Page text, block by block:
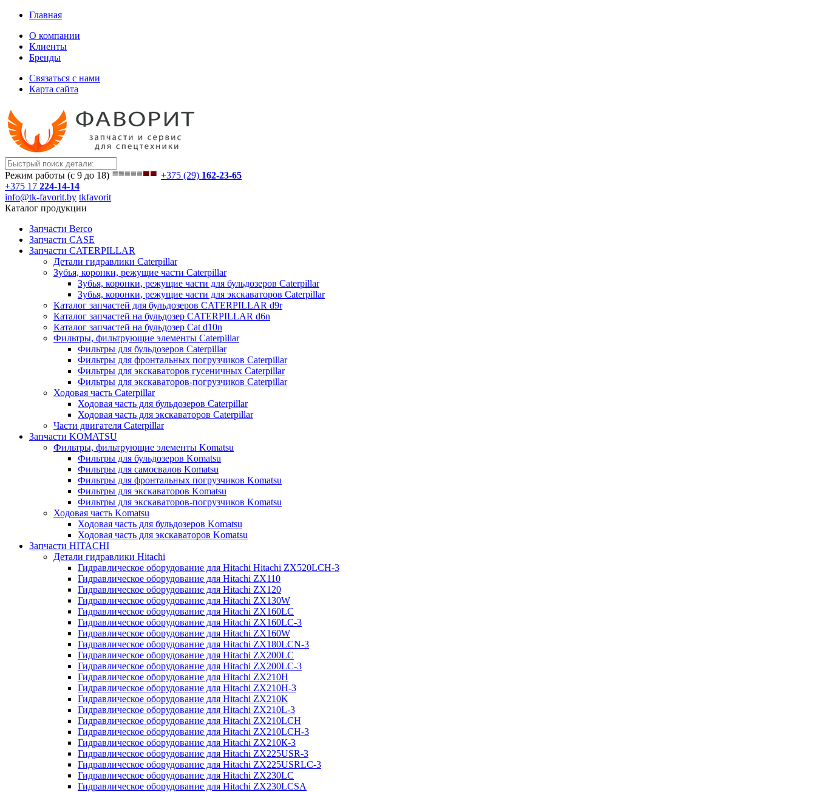
Главная
О компании
Клиенты
Бренды
Связаться с нами
Карта сайта
Режим работы (с 9 до 18) +375 (29) 162-23-65
+375 17 224-14-14
info@tk-favorit.by tkfavorit
Каталог продукции
Запчасти Berco
Запчасти CASE
Запчасти CATERPILLAR
Детали гидравлики Caterpillar
Зубья, коронки, режущие части Caterpillar
Зубья, коронки, режущие части для бульдозеров Caterpillar
Зубья, коронки, режущие части для экскаваторов Caterpillar
Каталог запчастей для бульдозеров CATERPILLAR d9r
Каталог запчастей на бульдозер CATERPILLAR d6n
Каталог запчастей на бульдозер Сat d10n
Фильтры, фильтрующие элементы Caterpillar
Фильтры для бульдозеров Caterpillar
Фильтры для фронтальных погрузчиков Caterpillar
Фильтры для экскаваторов гусеничных Caterpillar
Фильтры для экскаваторов-погрузчиков Caterpillar
Ходовая часть Caterpillar
Ходовая часть для бульдозеров Caterpillar
Ходовая часть для экскаваторов Caterpillar
Части двигателя Caterpillar
Запчасти KOMATSU
Фильтры, фильтрующие элементы Komatsu
Фильтры для бульдозеров Komatsu
Фильтры для самосвалов Komatsu
Фильтры для фронтальных погрузчиков Komatsu
Фильтры для экскаваторов Komatsu
Фильтры для экскаваторов-погрузчиков Komatsu
Ходовая часть Komatsu
Ходовая часть для бульдозеров Komatsu
Ходовая часть для экскаваторов Komatsu
Запчасти HITACHI
Детали гидравлики Hitachi
Гидравлическое оборудование для Hitachi Hitachi ZX520LCH-3
Гидравлическое оборудование для Hitachi ZX110
Гидравлическое оборудование для Hitachi ZX120
Гидравлическое оборудование для Hitachi ZX130W
Гидравлическое оборудование для Hitachi ZX160LC
Гидравлическое оборудование для Hitachi ZX160LC-3
Гидравлическое оборудование для Hitachi ZX160W
Гидравлическое оборудование для Hitachi ZX180LCN-3
Гидравлическое оборудование для Hitachi ZX200LC
Гидравлическое оборудование для Hitachi ZX200LC-3
Гидравлическое оборудование для Hitachi ZX210H
Гидравлическое оборудование для Hitachi ZX210H-3
Гидравлическое оборудование для Hitachi ZX210K
Гидравлическое оборудование для Hitachi ZX210L-3
Гидравлическое оборудование для Hitachi ZX210LCH
Гидравлическое оборудование для Hitachi ZX210LCH-3
Гидравлическое оборудование для Hitachi ZX210К-3
Гидравлическое оборудование для Hitachi ZX225USR-3
Гидравлическое оборудование для Hitachi ZX225USRLC-3
Гидравлическое оборудование для Hitachi ZX230LC
Гидравлическое оборудование для Hitachi ZX230LCSA